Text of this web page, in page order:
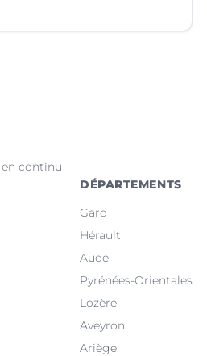
continu
DÉPARTEMENTS
Gard
Hérault
Aude
Pyrénées-Orientales
Lozère
Aveyron
Ariège